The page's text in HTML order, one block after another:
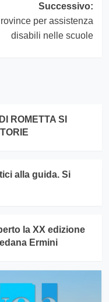
Successivo:
per assistenza
disabili nelle scuole
ROMETTA SI
alla guida. Si
la XX edizione
Ermini